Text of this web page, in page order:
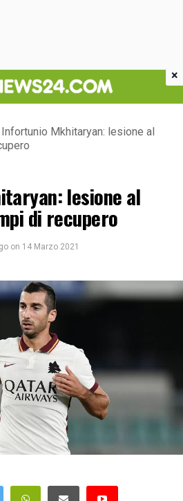
Infortunio Mkhitaryan: lesione al
lesione al
di recupero
on 14 Marzo 2021
×